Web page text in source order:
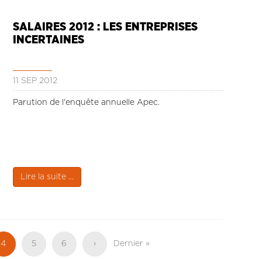
SALAIRES 2012 : LES ENTREPRISES
INCERTAINES
11 SEP 2012
Parution de l'enquête annuelle Apec.
Lire la suite ...
Page
actuelle
4 Page
5 Page
6
Page
›
Dernière
Dernier »